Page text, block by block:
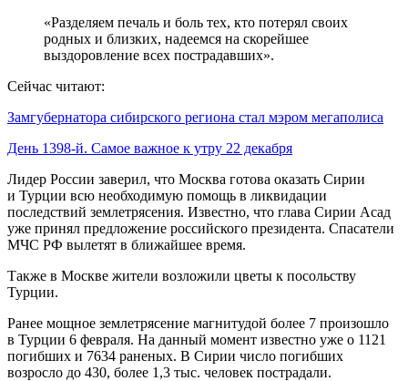
«Разделяем печаль и боль тех, кто потерял своих
родных и близких, надеемся на скорейшее
выздоровление всех пострадавших».
Сейчас читают:
Замгубернатора сибирского региона стал мэром мегаполиса
День 1398-й. Самое важное к утру 22 декабря
Лидер России заверил, что Москва готова оказать Сирии
и Турции всю необходимую помощь в ликвидации
последствий землетрясения. Известно, что глава Сирии Асад
уже принял предложение российского президента. Спасатели
МЧС РФ вылетят в ближайшее время.
Также в Москве жители возложили цветы к посольству
Турции.
Ранее мощное землетрясение магнитудой более 7 произошло
в Турции 6 февраля. На данный момент известно уже о 1121
погибших и 7634 раненых. В Сирии число погибших
возросло до 430, более 1,3 тыс. человек пострадали.